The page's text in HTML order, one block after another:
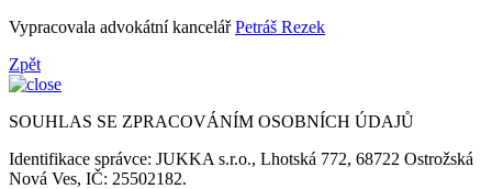
Vypracovala advokátní kancelářPetráš Rezek
Zpět
SOUHLAS SE ZPRACOVÁNÍM OSOBNÍCH ÚDAJŮ
Identifikace správce: JUKKA s.r.o., Lhotská 772, 68722 Ostrožská
Nová Ves, IČ: 25502182.